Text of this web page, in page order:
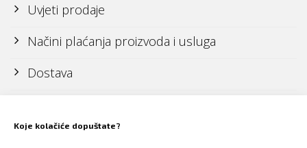
Koje kolačiće dopuštate?
Uvjeti prodaje
Načini plaćanja proizvoda i usluga
Dostava